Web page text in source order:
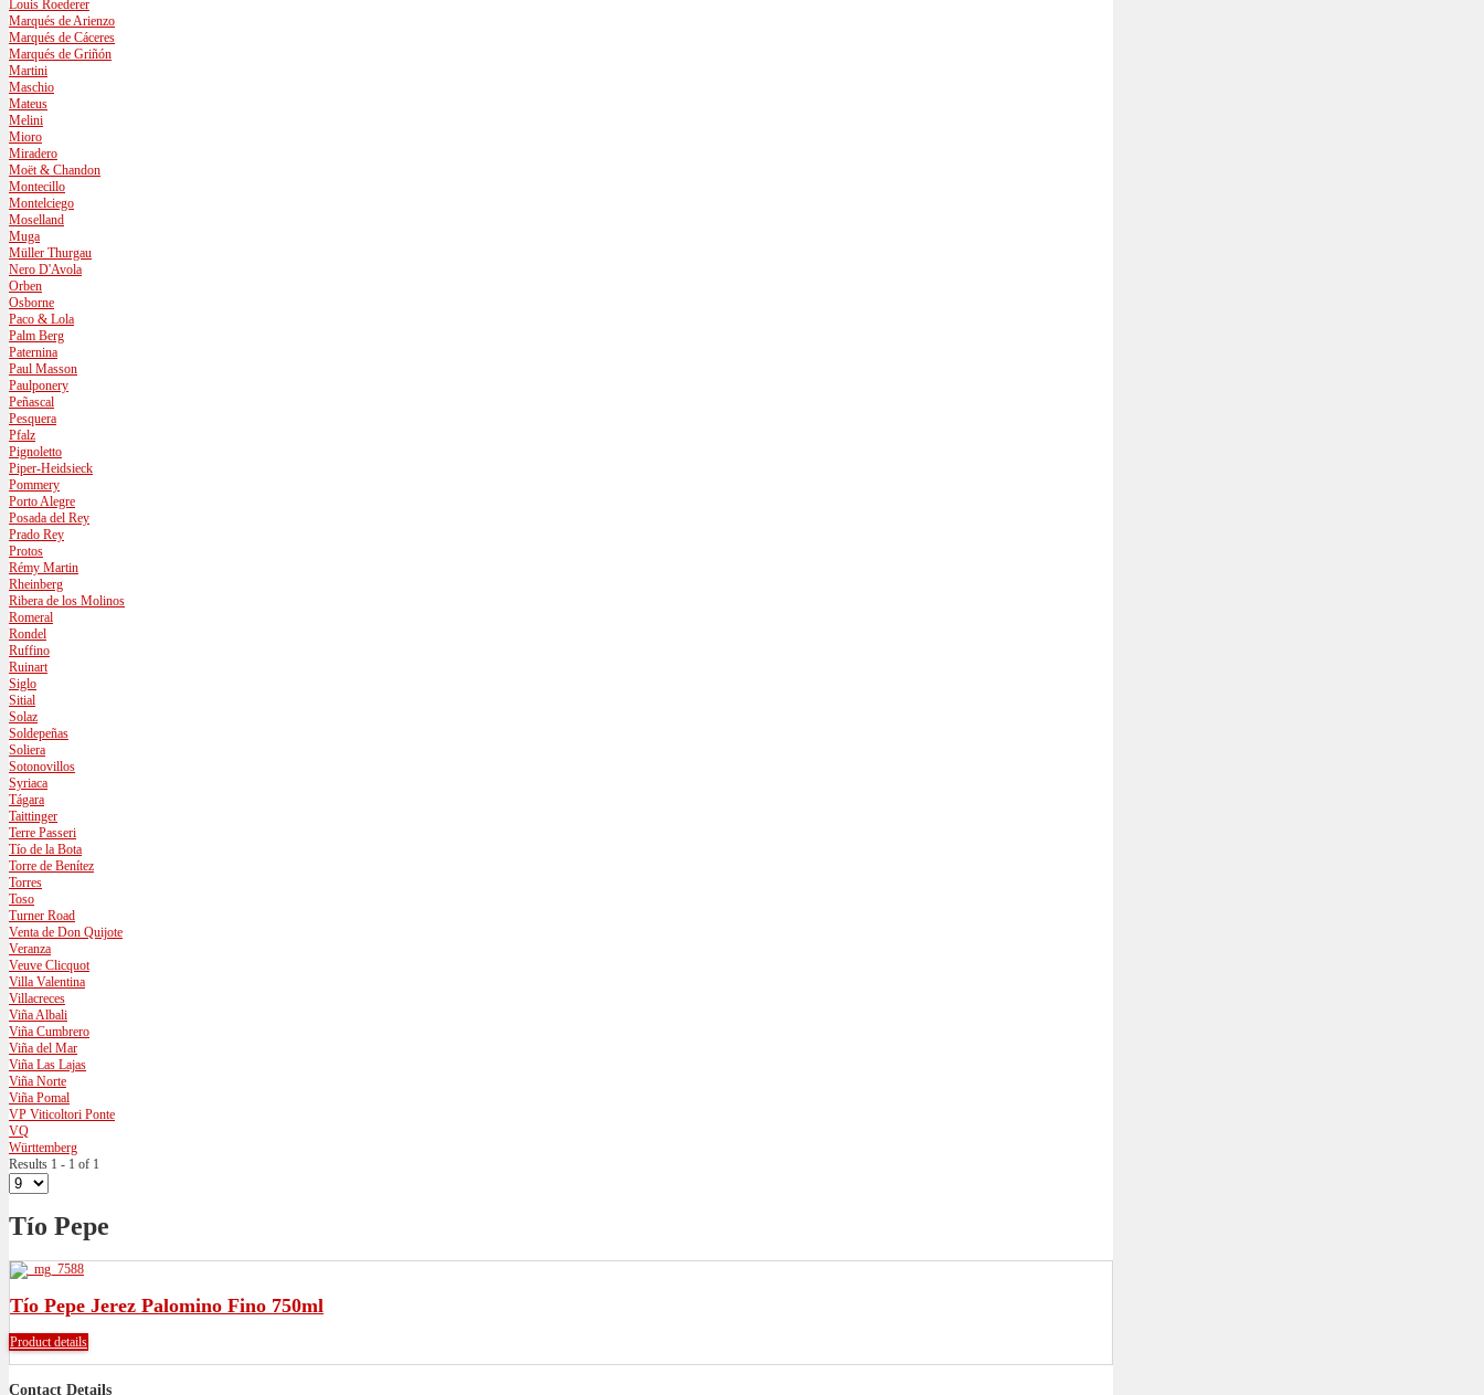
Louis Roederer
Marqués de Arienzo
Marqués de Cáceres
Marqués de Griñón
Martini
Maschio
Mateus
Melini
Mioro
Miradero
Moët & Chandon
Montecillo
Montelciego
Moselland
Muga
Müller Thurgau
Nero D'Avola
Orben
Osborne
Paco & Lola
Palm Berg
Paternina
Paul Masson
Paulponery
Peñascal
Pesquera
Pfalz
Pignoletto
Piper-Heidsieck
Pommery
Porto Alegre
Posada del Rey
Prado Rey
Protos
Rémy Martin
Rheinberg
Ribera de los Molinos
Romeral
Rondel
Ruffino
Ruinart
Siglo
Sitial
Solaz
Soldepeñas
Soliera
Sotonovillos
Syriaca
Tágara
Taittinger
Terre Passeri
Tío de la Bota
Torre de Benítez
Torres
Toso
Turner Road
Venta de Don Quijote
Veranza
Veuve Clicquot
Villa Valentina
Villacreces
Viña Albali
Viña Cumbrero
Viña del Mar
Viña Las Lajas
Viña Norte
Viña Pomal
VP Viticoltori Ponte
VQ
Württemberg
Results 1 - 1 of 1
Tío Pepe
Tío Pepe Jerez Palomino Fino 750ml
Product details
Contact Details